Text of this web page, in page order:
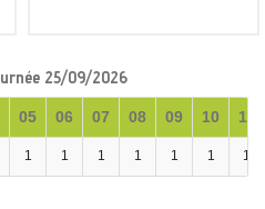
25/09/2026
05 06 07 08 09 10 11
1 1 1 1 1 1 1